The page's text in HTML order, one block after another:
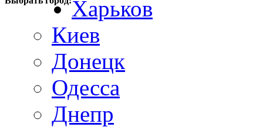
Харьков
Киев
Донецк
Одесса
Днепр